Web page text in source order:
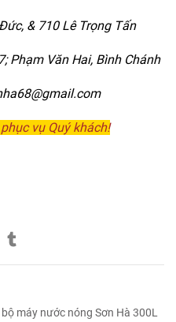
& 710 Lê Trọng Tấn
Phạm Văn Hai, Bình Chánh
vụ Quý khách!
máy nước nóng Sơn Hà 300L